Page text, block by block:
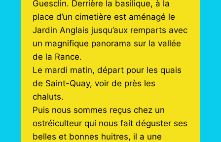
Guesclin. Derrière la basilique, à la
place d’un cimetière est aménagé le
Jardin Anglais jusqu’aux remparts avec
un magnifique panorama sur la vallée
de la Rance.
Le mardi matin, départ pour les quais
de Saint-Quay, voir de près les
chaluts.
Puis nous sommes reçus chez un
ostréiculteur qui nous fait déguster ses
belles et bonnes huitres, il a une